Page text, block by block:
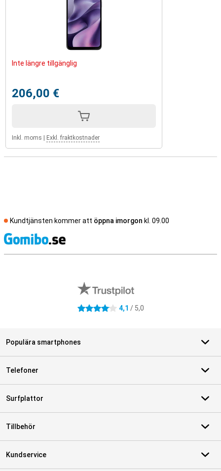
Inte längre tillgänglig
206,00 €
Inkl. moms Exkl. fraktkostnader
Kundtjänsten kommer att öppna imorgon kl. 09.00
4.1 stjärnor 4,1 / 5,0
Populära smartphones
Telefoner
Surfplattor
Tillbehör
Kundservice